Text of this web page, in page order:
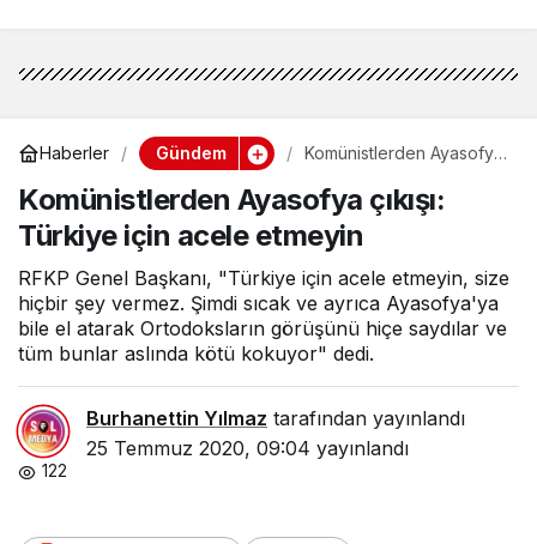
Haberler Gündem
Komünistlerden Ayasofya
etmeyin
Komünistlerden Ayasofya çıkışı:
Türkiye için acele etmeyin
RFKP Genel Başkanı, "Türkiye için acele etmeyin, size
hiçbir şey vermez. Şimdi sıcak ve ayrıca Ayasofya'ya
bile el atarak Ortodoksların görüşünü hiçe saydılar ve
tüm bunlar aslında kötü kokuyor" dedi.
Burhanettin Yılmaz tarafından yayınlandı
25 Temmuz 2020, 09:04 yayınlandı
122